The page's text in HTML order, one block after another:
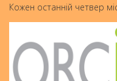
Кожен останній четвер